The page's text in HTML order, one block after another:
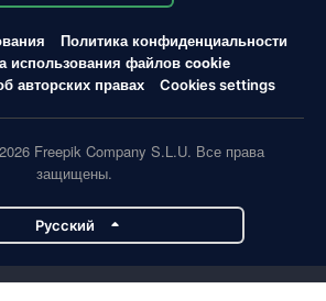
Политика конфиденциальности
использования файлов cookie
авторских правах
Cookies settings
Freepik Company S.L.U. Все права
защищены.
Pусский